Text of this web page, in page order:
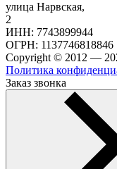
улица Нарвская,
2
ИНН: 7743899944
ОГРН: 1137746818846
Copyright © 2012 —
Политика
Заказ звонка